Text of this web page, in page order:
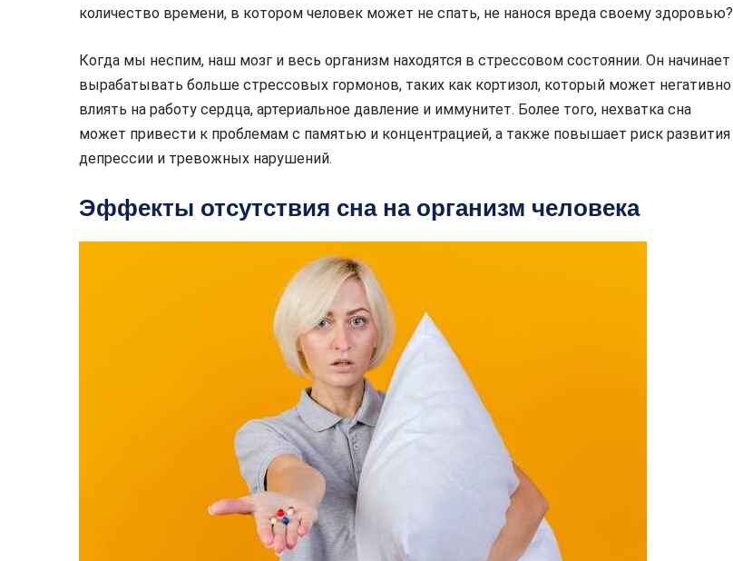
количество времени, в котором человек может не спать, не нанося вреда своему здоровью?
Когда мы неспим, наш мозг и весь организм находятся в стрессовом состоянии. Он начинает
вырабатывать больше стрессовых гормонов, таких как кортизол, который может негативно
влиять на работу сердца, артериальное давление и иммунитет. Более того, нехватка сна
может привести к проблемам с памятью и концентрацией, а также повышает риск развития
депрессии и тревожных нарушений.
Эффекты отсутствия сна на организм человека